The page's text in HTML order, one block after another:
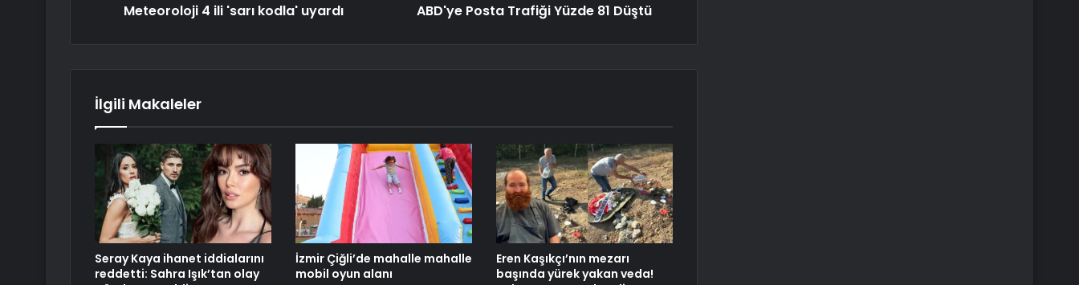
Meteoroloji 4 ili 'sarı kodla' uyardı ABD'ye Posta Trafiği Yüzde 81 Düştü
İlgili Makaleler
Seray Kaya ihanet iddialarını
reddetti: Sahra Işık’tan olay
İzmir Çiğli’de mahalle mahalle
mobil oyun alanı
Eren Kaşıkçı’nın mezarı
başında yürek yakan veda!